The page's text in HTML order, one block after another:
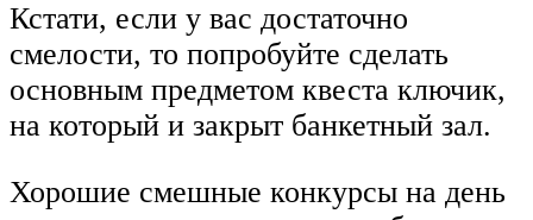
Кстати, если у вас достаточно
смелости, то попробуйте сделать
основным предметом квеста ключик,
на который и закрыт банкетный зал.
Хорошие смешные конкурсы на день